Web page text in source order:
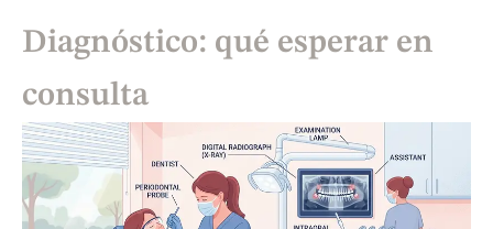
Diagnóstico: qué esperar en
consulta